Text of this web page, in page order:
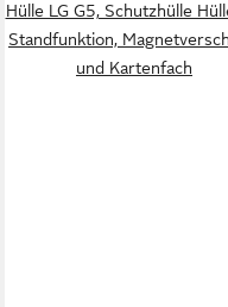
Hülle LG G5, Schutzhülle
Standfunktion,
und Kartenfach